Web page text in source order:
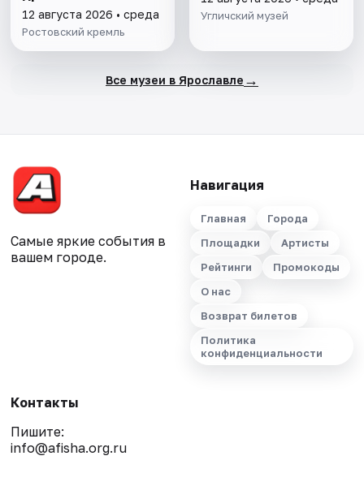
12 августа 2026 • среда
Ростовский кремль
Угличский музей
Все музеи в Ярославле →
Самые яркие события в
вашем городе.
Навигация
Главная
Города
Площадки
Артисты
Рейтинги
Промокоды
О нас
Возврат билетов
Политика
конфиденциальности
Контакты
Пишите:
info@afisha.org.ru